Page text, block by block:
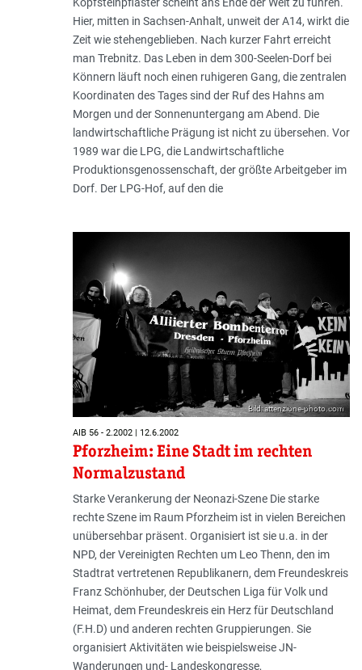
Hier, mitten in Sachsen-Anhalt, unweit der A14, wirkt die
Zeit wie stehengeblieben. Nach kurzer Fahrt erreicht
man Trebnitz. Das Leben in dem 300-Seelen-Dorf bei
Könnern läuft noch einen ruhigeren Gang, die zentralen
Koordinaten des Tages sind der Ruf des Hahns am
Morgen und der Sonnenuntergang am Abend. Die
landwirtschaftliche Prägung ist nicht zu übersehen. Vor
1989 war die LPG, die Landwirtschaftliche
Produktionsgenossenschaft, der größte Arbeitgeber im
Dorf. Der LPG-Hof, auf den die
Bild: attenzione-photo.com
AIB 56 - 2.2002 | 12.6.2002
Pforzheim: Eine Stadt im rechten
Normalzustand
Starke Verankerung der Neonazi-Szene Die starke
rechte Szene im Raum Pforzheim ist in vielen Bereichen
unübersehbar präsent. Organisiert ist sie u.a. in der
NPD, der Vereinigten Rechten um Leo Thenn, den im
Stadtrat vertretenen Republikanern, dem Freundeskreis
Franz Schönhuber, der Deutschen Liga für Volk und
Heimat, dem Freundeskreis ein Herz für Deutschland
(F.H.D) und anderen rechten Gruppierungen. Sie
organisiert Aktivitäten wie beispielsweise JN-
Wanderungen und- Landeskongresse,